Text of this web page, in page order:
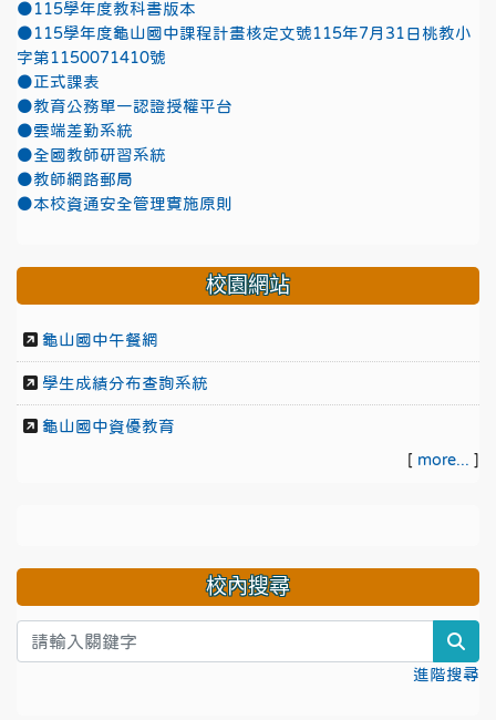
●115學年度教科書版本
●115學年度龜山國中課程計畫核定文號115年7月31日桃教小
字第1150071410號
●正式課表
●教育公務單一認證授權平台
●雲端差勤系統
●全國教師研習系統
●教師網路郵局
●本校資通安全管理實施原則
校園網站
龜山國中午餐網
學生成績分布查詢系統
龜山國中資優教育
[ more... ]
校內搜尋
進階搜尋